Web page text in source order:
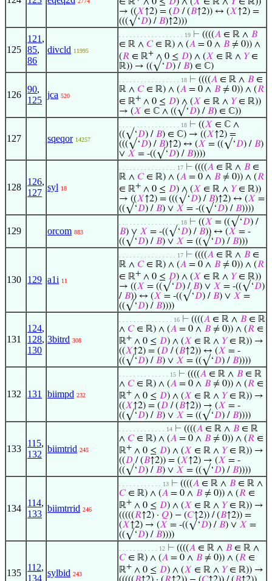
∈ ℝ
∧ 0 ≤ 𝐷) ∧ (𝑋 ∈ ℝ ∧ 𝑌∈ ℝ))
→ ((𝑋↑2) = (𝐷 / (𝐵↑2)) ↔ (𝑋↑2) =
(((√‘𝐷) / 𝐵)↑2)))
125
121 ,
85,
86
divcld 11995
. . . . . . . . . . . . . . . . . . 19 ⊢ ((((𝐴 ∈ ℝ ∧ 𝐵
∈ ℝ ∧ 𝐶∈ ℝ) ∧ (𝐴 = 0 ∧ 𝐵 ≠ 0)) ∧
(𝑅 ∈ ℝ+ ∧ 0 ≤ 𝐷) ∧ (𝑋 ∈ ℝ ∧ 𝑌∈
ℝ)) → ((√‘𝐷) / 𝐵) ∈ ℂ)
126
90,
125
jca 520
. . . . . . . . . . . . . . . . . 18 ⊢ ((((𝐴 ∈ ℝ ∧ 𝐵 ∈
ℝ ∧ 𝐶∈ ℝ) ∧ (𝐴 = 0 ∧ 𝐵 ≠ 0)) ∧ (𝑅
∈ ℝ+ ∧ 0 ≤ 𝐷) ∧ (𝑋 ∈ ℝ ∧ 𝑌∈ ℝ))
→ (𝑋 ∈ ℂ ∧ ((√‘𝐷) / 𝐵) ∈ ℂ))
127 sqeqor 14257
. . . . . . . . . . . . . . . . . 18 ⊢ ((𝑋 ∈ ℂ ∧
((√‘𝐷) / 𝐵) ∈ ℂ) → ((𝑋↑2) =
(((√‘𝐷) / 𝐵)↑2) ↔ (𝑋 = ((√‘𝐷) / 𝐵)
∨ 𝑋 = -((√‘𝐷) / 𝐵))))
128
126,
127
syl 18
. . . . . . . . . . . . . . . . 17 ⊢ ((((𝐴 ∈ ℝ ∧ 𝐵 ∈
ℝ ∧ 𝐶∈ ℝ) ∧ (𝐴 = 0 ∧ 𝐵 ≠ 0)) ∧ (𝑅
∈ ℝ+ ∧ 0 ≤ 𝐷) ∧ (𝑋 ∈ ℝ ∧ 𝑌∈ ℝ))
→ ((𝑋↑2) = (((√‘𝐷) / 𝐵)↑2) ↔ (𝑋 =
((√‘𝐷) / 𝐵) ∨ 𝑋 = -((√‘𝐷) / 𝐵))))
129 orcom 883
. . . . . . . . . . . . . . . . . 18 ⊢ ((𝑋 = ((√‘𝐷) /
𝐵) ∨ 𝑋 = -((√‘𝐷) / 𝐵)) ↔ (𝑋 = -
((√‘𝐷) / 𝐵) ∨ 𝑋 = ((√‘𝐷) / 𝐵)))
130 129 a1i 11
. . . . . . . . . . . . . . . . 17 ⊢ ((((𝐴 ∈ ℝ ∧ 𝐵 ∈
ℝ ∧ 𝐶∈ ℝ) ∧ (𝐴 = 0 ∧ 𝐵 ≠ 0)) ∧ (𝑅
∈ ℝ+ ∧ 0 ≤ 𝐷) ∧ (𝑋 ∈ ℝ ∧ 𝑌∈ ℝ))
→ ((𝑋 = ((√‘𝐷) /𝐵) ∨ 𝑋 = -((√‘𝐷)
/ 𝐵)) ↔ (𝑋 = -((√‘𝐷) / 𝐵) ∨ 𝑋 =
((√‘𝐷) / 𝐵))))
131
124,
128,
130
3bitrd 308
. . . . . . . . . . . . . . . 16 ⊢ ((((𝐴 ∈ ℝ ∧ 𝐵 ∈ ℝ
∧ 𝐶∈ ℝ) ∧ (𝐴 = 0 ∧ 𝐵 ≠ 0)) ∧ (𝑅 ∈
ℝ+ ∧ 0 ≤ 𝐷) ∧ (𝑋 ∈ ℝ ∧ 𝑌∈ ℝ)) →
((𝑋↑2) = (𝐷 / (𝐵↑2)) ↔ (𝑋 = -
((√‘𝐷) / 𝐵) ∨ 𝑋 = ((√‘𝐷) / 𝐵))))
132 131 biimpd 232
. . . . . . . . . . . . . . 15 ⊢ ((((𝐴 ∈ ℝ ∧ 𝐵 ∈ ℝ
∧ 𝐶∈ ℝ) ∧ (𝐴 = 0 ∧ 𝐵 ≠ 0)) ∧ (𝑅 ∈
ℝ+ ∧ 0 ≤ 𝐷) ∧ (𝑋 ∈ ℝ ∧ 𝑌∈ ℝ)) →
((𝑋↑2) = (𝐷 / (𝐵↑2)) → (𝑋 = -
((√‘𝐷) / 𝐵) ∨ 𝑋 = ((√‘𝐷) / 𝐵))))
133
115,
132
biimtrid 245
. . . . . . . . . . . . . 14 ⊢ ((((𝐴 ∈ ℝ ∧ 𝐵 ∈ ℝ
∧ 𝐶∈ ℝ) ∧ (𝐴 = 0 ∧ 𝐵 ≠ 0)) ∧ (𝑅 ∈
ℝ+ ∧ 0 ≤ 𝐷) ∧ (𝑋 ∈ ℝ ∧ 𝑌∈ ℝ)) →
((𝐷/ (𝐵↑2)) = (𝑋↑2) → (𝑋 = -
((√‘𝐷) / 𝐵) ∨ 𝑋 = ((√‘𝐷) / 𝐵))))
134
114,
133
biimtrrid 246
. . . . . . . . . . . . 13 ⊢ ((((𝐴 ∈ ℝ ∧ 𝐵 ∈ ℝ ∧
𝐶∈ ℝ) ∧ (𝐴 = 0 ∧ 𝐵 ≠ 0)) ∧ (𝑅 ∈
ℝ+ ∧ 0 ≤ 𝐷) ∧ (𝑋 ∈ ℝ ∧ 𝑌∈ ℝ)) →
(((((𝑅↑2) · 𝑄) − (𝐶↑2)) / (𝐵↑2)) =
(𝑋↑2) → (𝑋 = -((√‘𝐷) / 𝐵) ∨ 𝑋 =
((√‘𝐷) / 𝐵))))
135
112,
134
sylbid 243
. . . . . . . . . . . 12 ⊢ ((((𝐴 ∈ ℝ ∧ 𝐵 ∈ ℝ ∧
𝐶∈ ℝ) ∧ (𝐴 = 0 ∧ 𝐵 ≠ 0)) ∧ (𝑅 ∈
ℝ+ ∧ 0 ≤ 𝐷) ∧ (𝑋 ∈ ℝ ∧ 𝑌∈ ℝ)) →